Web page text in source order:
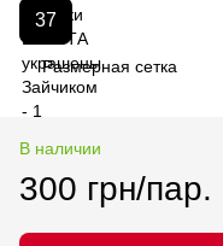
37
Размерная сетка
В наличии
300 грн/пар.